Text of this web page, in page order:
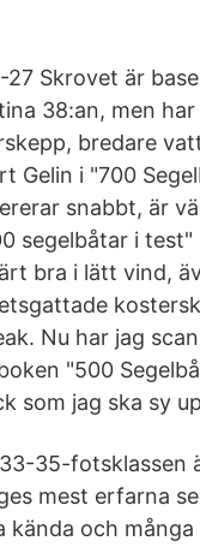
27 Skrovet är
38:an, men
bredare
Gelin i "700
snabbt, är
segelbåtar i
bra i lätt vind,
Nu har jag
"500
som jag ska sy
35-fotsklassen
mest erfarna
och